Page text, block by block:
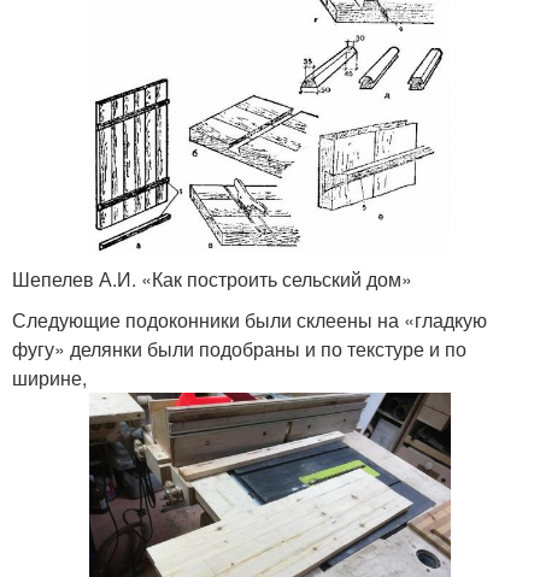
Шепелев А.И. «Как построить сельский дом»
Следующие подоконники были склеены на «гладкую
фугу» делянки были подобраны и по текстуре и по
ширине,